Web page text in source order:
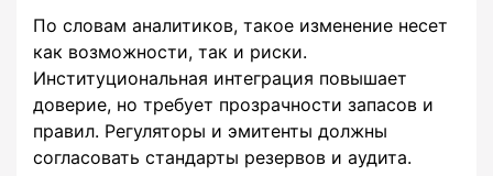
По словам аналитиков, такое изменение несет
как возможности, так и риски.
Институциональная интеграция повышает
доверие, но требует прозрачности запасов и
правил. Регуляторы и эмитенты должны
согласовать стандарты резервов и аудита.